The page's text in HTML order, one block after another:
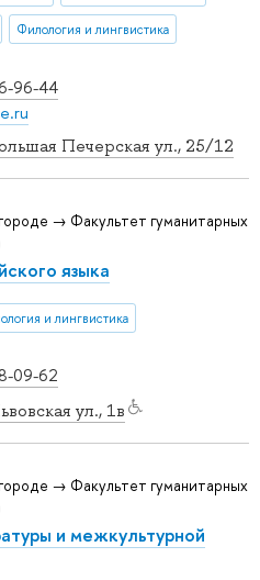
96-44
Печерская ул., 25/12
Филология и лингвистика
09-62
ул., 1в
→ Факультет гуманитарных
языка
и лингвистика
→ Факультет гуманитарных
и межкультурной